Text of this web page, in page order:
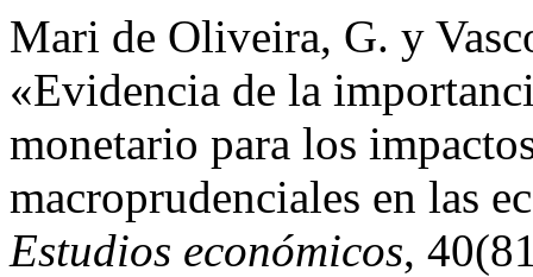
Mari de Oliveira, G. y
«Evidencia de la
monetario para los
macroprudenciales en las
Estudios económicos,